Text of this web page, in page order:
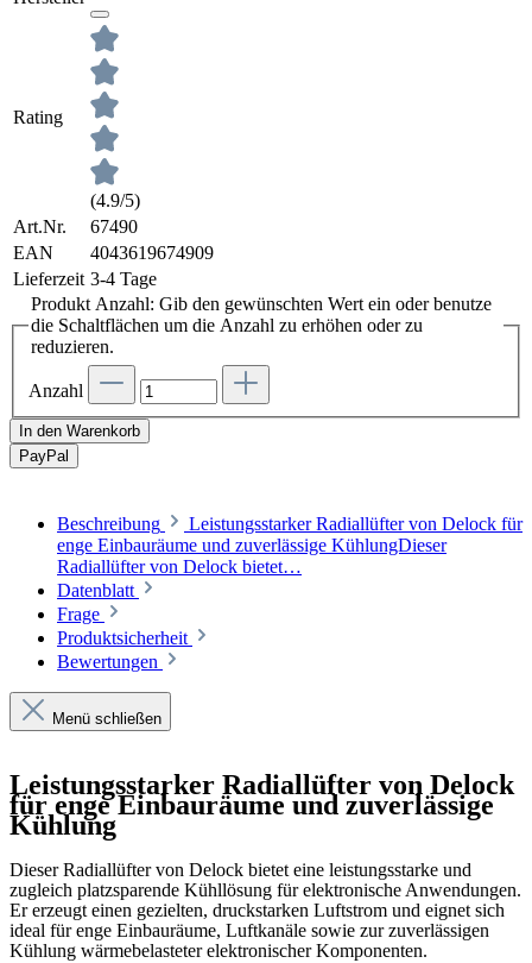
Rating
(4.9/5)
Art.Nr.
67490
EAN
4043619674909
Lieferzeit 3-4 Tage
Produkt Anzahl: Gib den gewünschten Wert ein oder benutze
die Schaltflächen um die Anzahl zu erhöhen oder zu
reduzieren.
Anzahl
In den Warenkorb
PayPal
Beschreibung
Leistungsstarker Radiallüfter von Delock für
enge Einbauräume und zuverlässige KühlungDieser
Radiallüfter von Delock bietet…
Datenblatt
Frage
Produktsicherheit
Bewertungen
Menü schließen
Leistungsstarker Radiallüfter von Delock
für enge Einbauräume und zuverlässige
Kühlung
Dieser Radiallüfter von Delock bietet eine leistungsstarke und
zugleich platzsparende Kühllösung für elektronische Anwendungen.
Er erzeugt einen gezielten, druckstarken Luftstrom und eignet sich
ideal für enge Einbauräume, Luftkanäle sowie zur zuverlässigen
Kühlung wärmebelasteter elektronischer Komponenten.